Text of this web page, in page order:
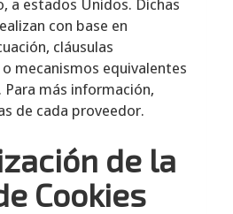
a estados Unidos. Dichas
con base en
cláusulas
mecanismos equivalentes
Para más información,
de cada proveedor.
de la
Cookies